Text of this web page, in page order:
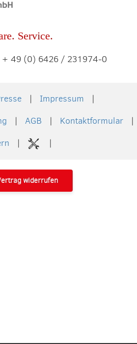
Service.
+ 49 (0) 6426 / 231974-0
Impressum
AGB
Kontaktformular
widerrufen